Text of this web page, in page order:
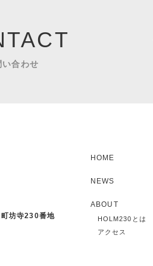
い合わせ
坊寺230番地
HOME
NEWS
ABOUT
HOLM230とは
アクセス